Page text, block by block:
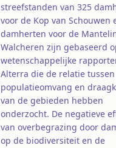
streefstanden van 325
voor de Kop van Schouwen
damherten voor de
Walcheren zijn gebaseerd
wetenschappelijke
Alterra die de relatie tussen
populatieomvang en
van de gebieden hebben
onderzocht. De negatieve
van overbegrazing door
op de biodiversiteit en de